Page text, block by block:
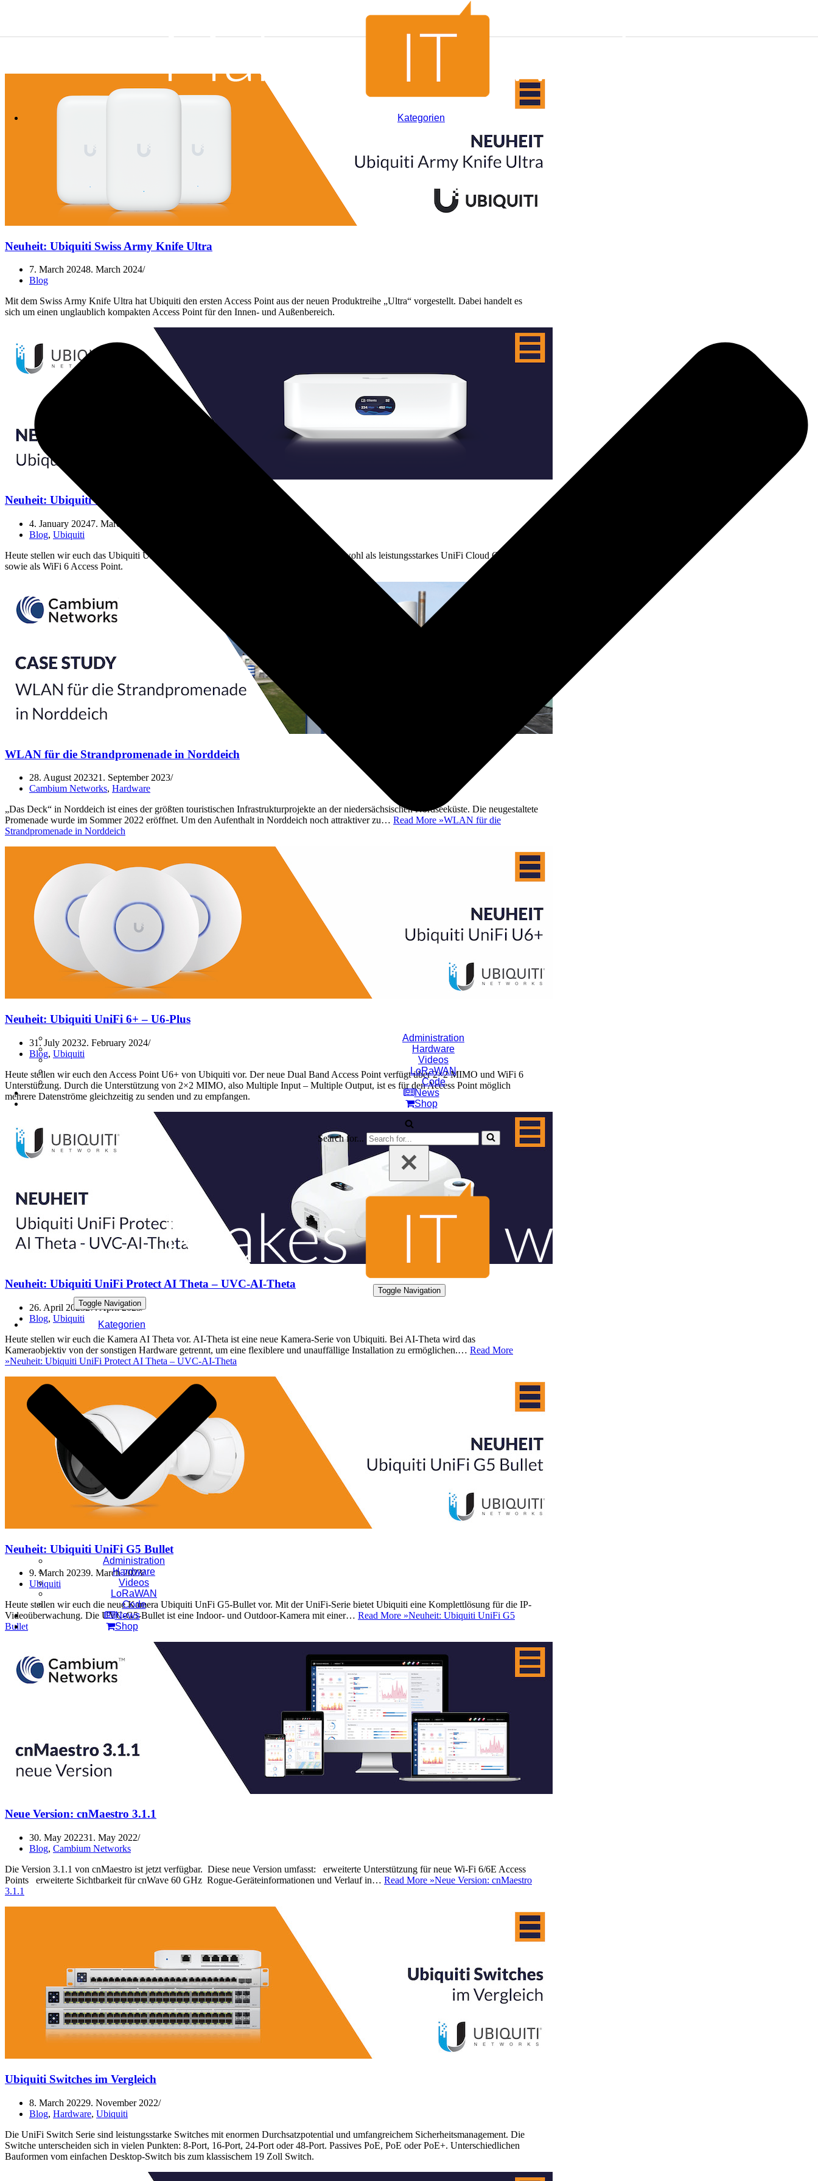
Kategorien
Administration
Hardware
Videos
LoRaWAN
Code
News
Shop
Search for...
Toggle Navigation
Toggle Navigation
Kategorien
Administration
Hardware
Videos
LoRaWAN
Code
News
Shop
Neuheit: Ubiquiti Swiss Army Knife Ultra
7. March 20248. March 2024
Blog
Mit dem Swiss Army Knife Ultra hat Ubiquiti den ersten Access Point aus der neuen Produktreihe „Ultra“ vorgestellt. Dabei handelt es
sich um einen unglaublich kompakten Access Point für den Innen- und Außenbereich.
Neuheit: Ubiquiti UniFi Express – UX
4. January 20247. March 2024
Blog, Ubiquiti
Heute stellen wir euch das Ubiquiti UniFi Express vor. Das All-In-One Gerät fungiert sowohl als leistungsstarkes UniFi Cloud Gateway
sowie als WiFi 6 Access Point.
WLAN für die Strandpromenade in Norddeich
28. August 202321. September 2023
Cambium Networks, Hardware
„Das Deck“ in Norddeich ist eines der größten touristischen Infrastrukturprojekte an der niedersächsischen Nordseeküste. Die neugestaltete
Promenade wurde im Sommer 2022 eröffnet. Um den Aufenthalt in Norddeich noch attraktiver zu… Read More »WLAN für die
Strandpromenade in Norddeich
Neuheit: Ubiquiti UniFi 6+ – U6-Plus
31. July 20232. February 2024
Blog, Ubiquiti
Heute stellen wir euch den Access Point U6+ von Ubiquiti vor. Der neue Dual Band Access Point verfügt über 2×2 MIMO und WiFi 6
Unterstützung. Durch die Unterstützung von 2×2 MIMO, also Multiple Input – Multiple Output, ist es für den Access Point möglich
mehrere Datenströme gleichzeitig zu senden und zu empfangen.
Neuheit: Ubiquiti UniFi Protect AI Theta – UVC-AI-Theta
26. April 202327. April 2023
Blog, Ubiquiti
Heute stellen wir euch die Kamera AI Theta vor. AI-Theta ist eine neue Kamera-Serie von Ubiquiti. Bei AI-Theta wird das
Kameraobjektiv von der sonstigen Hardware getrennt, um eine flexiblere und unauffällige Installation zu ermöglichen.… Read More
»Neuheit: Ubiquiti UniFi Protect AI Theta – UVC-AI-Theta
Neuheit: Ubiquiti UniFi G5 Bullet
9. March 20239. March 2023
Ubiquiti
Heute stellen wir euch die neue Kamera Ubiquiti UnFi G5-Bullet vor. Mit der UniFi-Serie bietet Ubiquiti eine Komplettlösung für die IP-
Videoüberwachung. Die UVC-G5-Bullet ist eine Indoor- und Outdoor-Kamera mit einer… Read More »Neuheit: Ubiquiti UniFi G5
Bullet
Neue Version: cnMaestro 3.1.1
30. May 202231. May 2022
Blog, Cambium Networks
Die Version 3.1.1 von cnMaestro ist jetzt verfügbar. Diese neue Version umfasst: erweiterte Unterstützung für neue Wi-Fi 6/6E Access
Points erweiterte Sichtbarkeit für cnWave 60 GHz Rogue-Geräteinformationen und Verlauf in… Read More »Neue Version: cnMaestro
3.1.1
Ubiquiti Switches im Vergleich
8. March 20229. November 2022
Blog, Hardware, Ubiquiti
Die UniFi Switch Serie sind leistungsstarke Switches mit enormen Durchsatzpotential und umfangreichem Sicherheitsmanagement. Die
Switche unterscheiden sich in vielen Punkten: 8-Port, 16-Port, 24-Port oder 48-Port. Passives PoE, PoE oder PoE+. Unterschiedlichen
Bauformen vom einfachen Desktop-Switch bis zum klassischem 19 Zoll Switch.